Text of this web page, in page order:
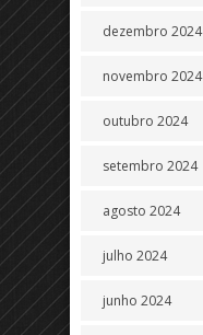
dezembro 2024
novembro 2024
outubro 2024
setembro 2024
agosto 2024
julho 2024
junho 2024